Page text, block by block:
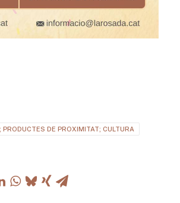
PRODUCTES DE PROXIMITAT; CULTURA